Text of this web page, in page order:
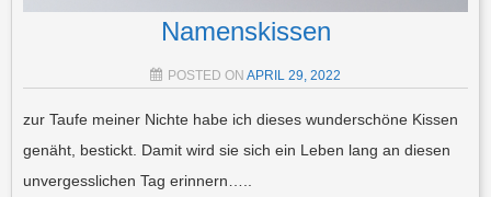
Namenskissen
POSTED ON APRIL 29, 2022
zur Taufe meiner Nichte habe ich dieses wunderschöne Kissen
genäht, bestickt. Damit wird sie sich ein Leben lang an diesen
unvergesslichen Tag erinnern…..